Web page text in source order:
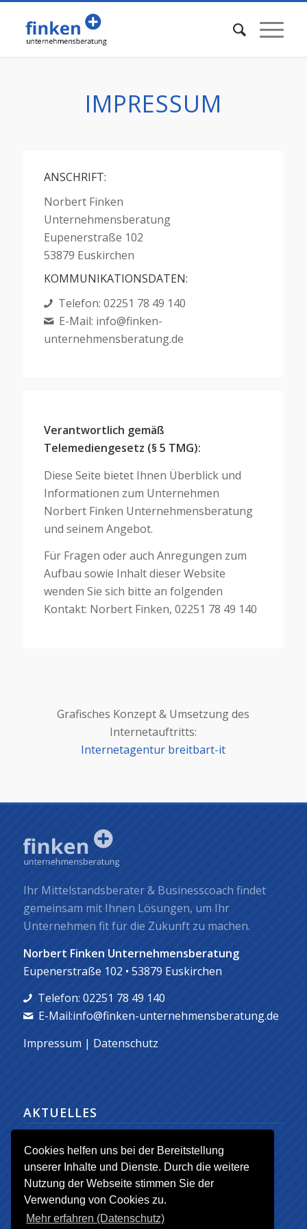
Cookies helfen uns bei der Bereitstellung
unserer Inhalte und Dienste. Durch die weitere
Nutzung der Webseite stimmen Sie der
Verwendung von Cookies zu.
Mehr erfahren (Datenschutz)
IMPRESSUM
ANSCHRIFT:
Norbert Finken
Unternehmensberatung
Eupenerstraße 102
53879 Euskirchen
KOMMUNIKATIONSDATEN:
Telefon: 02251 78 49 140
E-Mail: info@finken-
unternehmensberatung.de
Verantwortlich gemäß
Telemediengesetz (§ 5 TMG):
Diese Seite bietet Ihnen Überblick und
Informationen zum Unternehmen
Norbert Finken Unternehmensberatung
und seinem Angebot.
Für Fragen oder auch Anregungen zum
Aufbau sowie Inhalt dieser Website
wenden Sie sich bitte an folgenden
Kontakt: Norbert Finken, 02251 78 49 140
Grafisches Konzept & Umsetzung des
Internetauftritts:
Internetagentur breitbart-it
Ihr Mittelstandsberater & Businesscoach findet
gemeinsam mit Ihnen Lösungen, um Ihr
Unternehmen fit für die Zukunft zu machen.
Norbert Finken Unternehmensberatung
Eupenerstraße 102 • 53879 Euskirchen
Telefon: 02251 78 49 140
E-Mail:info@finken-unternehmensberatung.de
Impressum | Datenschutz
AKTUELLES
Mittelstandsberatung ab 2016
1. Januar 2016 - 17:43